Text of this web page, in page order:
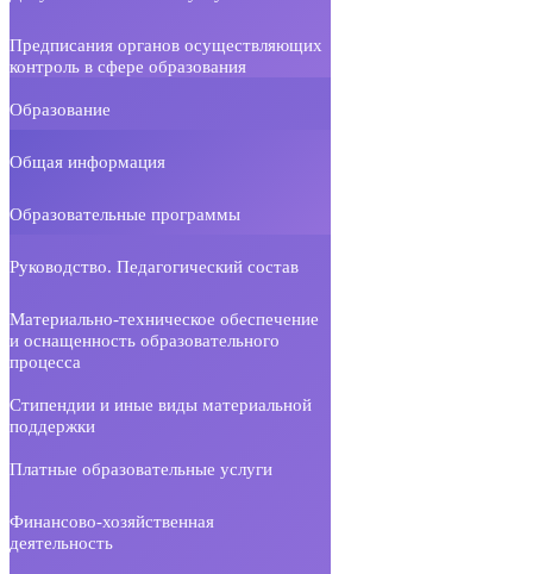
Предписания органов осуществляющих
контроль в сфере образования
Образование
Общая информация
Образовательные программы
Руководство. Педагогический состав
Материально-техническое обеспечение
и оснащенность образовательного
процесса
Стипендии и иные виды материальной
поддержки
Платные образовательные услуги
Финансово-хозяйственная
деятельность